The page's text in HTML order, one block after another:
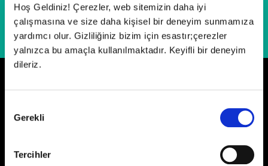
Hoş Geldiniz! Çerezler, web sitemizin daha iyi
çalışmasına ve size daha kişisel bir deneyim sunmamıza
yardımcı olur. Gizliliğiniz bizim için esastır;çerezler
yalnızca bu amaçla kullanılmaktadır. Keyifli bir deneyim
dileriz.
Seçimi
Gerekli
Tercihler
Neler Oluyor?